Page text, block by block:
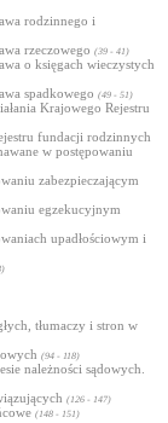
rodzinnego i
rzeczowego (39 - 41)
o księgach wieczystych
spadkowego (49 - 51)
Krajowego Rejestru
fundacji rodzinnych
w postępowaniu
zabezpieczającym
egzekucyjnym
upadłościowym i
tłumaczy i stron w
(94 - 118)
należności sądowych.
(126 - 147)
(148 - 151)